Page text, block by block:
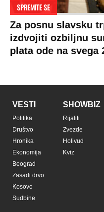
SPREMITE SE
Za posnu slavsku
izdvojiti ozbiljnu
plata ode na svega
VESTI
Politika
Društvo
Hronika
Ekonomija
Beograd
Zasadi drvo
Kosovo
Sudbine
SHOWBIZ
Rijaliti
Zvezde
Holivud
Kviz